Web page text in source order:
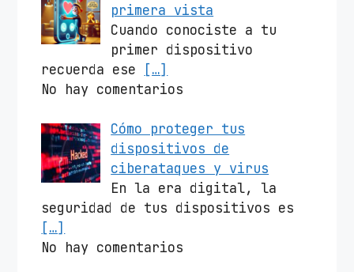
primera vista
Cuando conociste a tu
primer dispositivo
recuerda ese
[…]
No hay comentarios
Cómo proteger tus
dispositivos de
ciberataques y virus
En la era digital, la
seguridad de tus dispositivos es
[…]
No hay comentarios